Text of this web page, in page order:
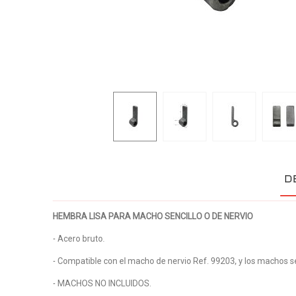
HEMBRA LISA PARA MACHO SENCILLO O DE NERVIO
- Acero bruto.
- Compatible con el macho de nervio Ref. 99203, y los machos
- MACHOS NO INCLUIDOS.